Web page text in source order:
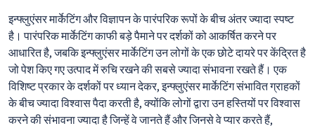
इन्फ्लुएंसर मार्केटिंग और विज्ञापन के पारंपरिक रूपों के बीच अंतर ज्यादा स्पष्ट
है। पारंपरिक मार्केटिंग काफी बड़े पैमाने पर दर्शकों को आकर्षित करने पर
आधारित है, जबकि इन्फ्लुएंसर मार्केटिंग उन लोगों के एक छोटे दायरे पर केंद्रित है
जो पेश किए गए उत्पाद में रुचि रखने की सबसे ज्यादा संभावना रखते हैं। एक
विशिष्ट प्रकार के दर्शकों पर ध्यान देकर, इन्फ्लुएंसर मार्केटिंग संभावित ग्राहकों
के बीच ज्यादा विश्वास पैदा करती है, क्योंकि लोगों द्वारा उन हस्तियों पर विश्वास
करने की संभावना ज्यादा है जिन्हें वे जानते हैं और जिनसे वे प्यार करते हैं,